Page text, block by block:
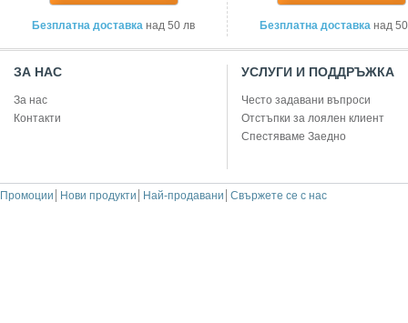
Безплатна доставка над 50 лв Безплатна доставка над
ЗА НАС
За нас
Контакти
УСЛУГИ И ПОДДРЪЖКА
Често задавани въпроси
Отстъпки за лоялен клиент
Спестяваме Заедно
Промоции Нови продукти Най-продавани Свържете се с нас